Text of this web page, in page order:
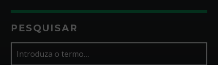
PESQUISAR